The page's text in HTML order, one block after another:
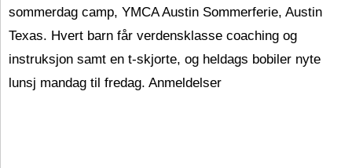
sommerdag camp, YMCA Austin Sommerferie, Austin
Texas. Hvert barn får verdensklasse coaching og
instruksjon samt en t-skjorte, og heldags bobiler nyte
lunsj mandag til fredag. Anmeldelser